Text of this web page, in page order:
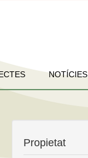
NOTÍCIES
Propietat